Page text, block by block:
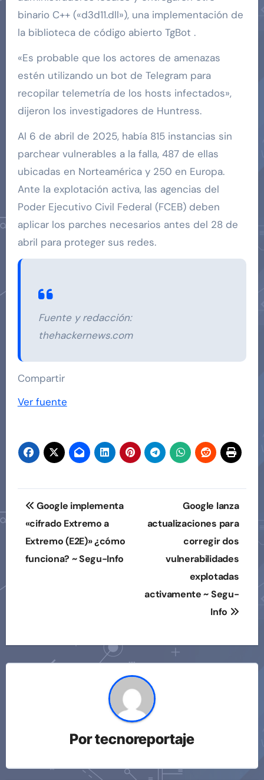
binario C++ («d3d11.dll»), una implementación de
la biblioteca de código abierto TgBot .
«Es probable que los actores de amenazas
estén utilizando un bot de Telegram para
recopilar telemetría de los hosts infectados»,
dijeron los investigadores de Huntress.
Al 6 de abril de 2025, había 815 instancias sin
parchear vulnerables a la falla, 487 de ellas
ubicadas en Norteamérica y 250 en Europa.
Ante la explotación activa, las agencias del
Poder Ejecutivo Civil Federal (FCEB) deben
aplicar los parches necesarios antes del 28 de
abril para proteger sus redes.
Fuente y redacción:
thehackernews.com
Compartir
Ver fuente
Navegación
de
entradas
Google implementa
«cifrado Extremo a
Extremo (E2E)» ¿cómo
funciona? ~ Segu-Info
Google lanza
actualizaciones para
corregir dos
vulnerabilidades
explotadas
activamente ~ Segu-
Info
Portecnoreportaje